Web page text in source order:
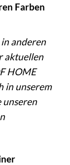
Farben
in anderen
aktuellen
HOME
in unserem
unseren